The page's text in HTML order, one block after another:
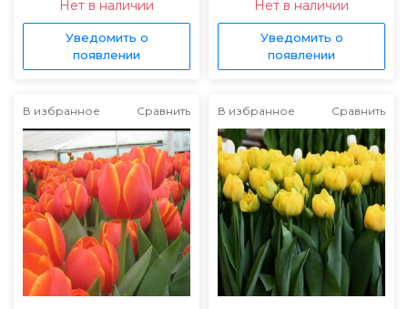
Нет в наличии
Уведомить о
появлении
Нет в наличии
Уведомить о
появлении
В избранное Сравнить В избранное Сравнить